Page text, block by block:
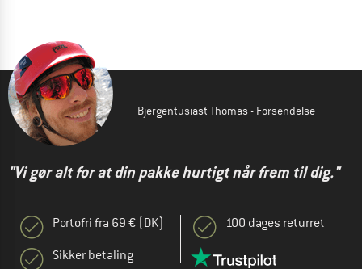
Bjergentusiast Thomas - Forsendelse
"Vi gør alt for at din pakke hurtigt når frem til dig."
Portofri fra 69 € (DK)
Sikker betaling
100 dages returret